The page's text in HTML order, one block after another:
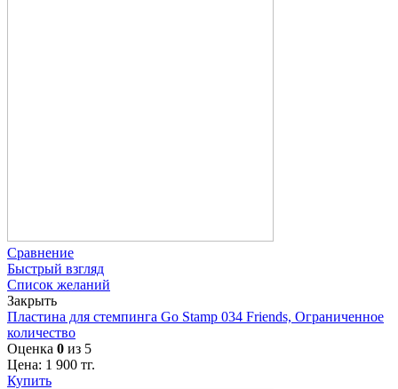
Сравнение
Быстрый взгляд
Список желаний
Закрыть
Пластина для стемпинга Go Stamp 034 Friends, Ограниченное
количество
Оценка 0 из 5
Цена: 1 900 тг.
Купить